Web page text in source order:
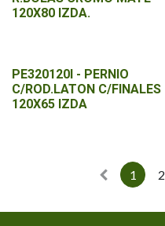
120X80 IZDA.
PE320120I - PERNIO
C/ROD.LATON C/FINALES
120X65 IZDA
1 2